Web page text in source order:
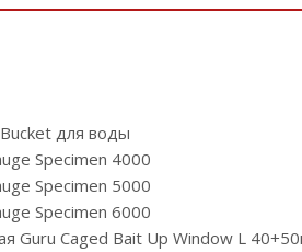
для воды
Specimen 4000
Specimen 5000
Specimen 6000
Guru Caged Bait Up Window L